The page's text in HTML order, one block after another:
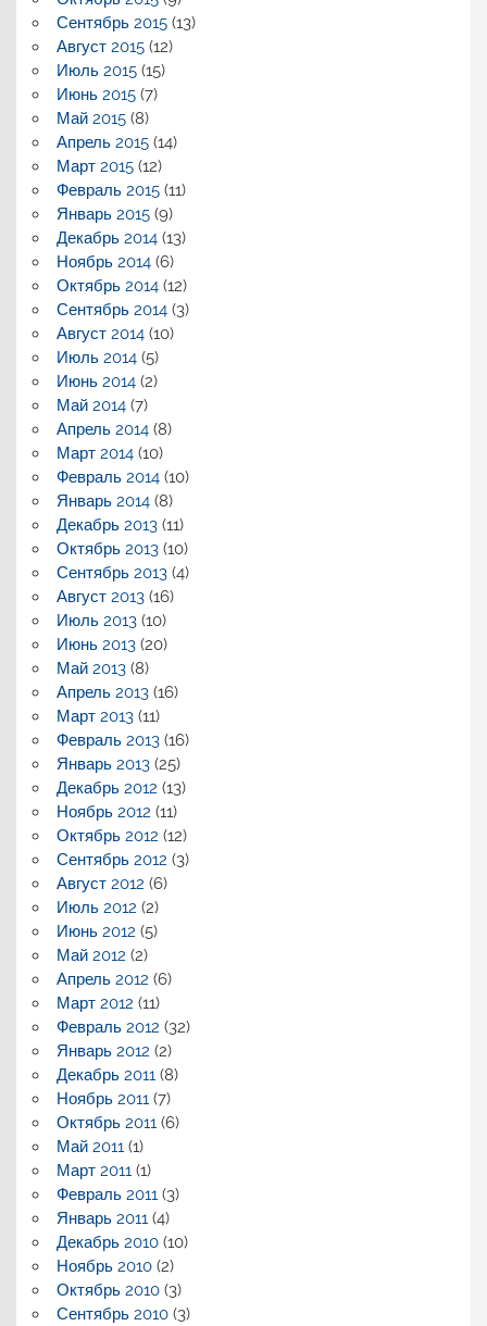
Сентябрь 2015(13)
Август 2015(12)
Июль 2015(15)
Июнь 2015(7)
Май 2015(8)
Апрель 2015(14)
Март 2015(12)
Февраль 2015(11)
Январь 2015(9)
Декабрь 2014(13)
Ноябрь 2014(6)
Октябрь 2014(12)
Сентябрь 2014(3)
Август 2014(10)
Июль 2014(5)
Июнь 2014(2)
Май 2014(7)
Апрель 2014(8)
Март 2014(10)
Февраль 2014(10)
Январь 2014(8)
Декабрь 2013(11)
Октябрь 2013(10)
Сентябрь 2013(4)
Август 2013(16)
Июль 2013(10)
Июнь 2013(20)
Май 2013(8)
Апрель 2013(16)
Март 2013(11)
Февраль 2013(16)
Январь 2013(25)
Декабрь 2012 (13)
Ноябрь 2012 (11)
Октябрь 2012 (12)
Сентябрь 2012 (3)
Август 2012 (6)
Июль 2012 (2)
Июнь 2012 (5)
Май 2012 (2)
Апрель 2012 (6)
Март 2012 (11)
Февраль 2012 (32)
Январь 2012 (2)
Декабрь 2011(8)
Ноябрь 2011(7)
Октябрь 2011(6)
Май 2011(1)
Март 2011(1)
Февраль 2011(3)
Январь 2011(4)
Декабрь 2010(10)
Ноябрь 2010(2)
Октябрь 2010(3)
Сентябрь 2010(3)